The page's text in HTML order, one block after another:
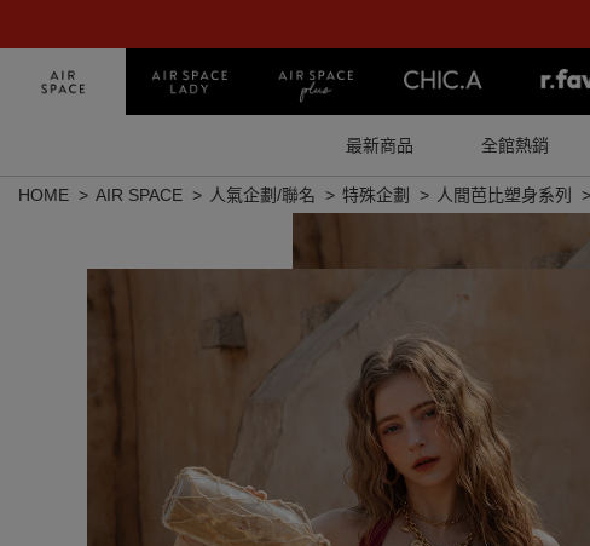
最新商品 全館熱銷
HOME AIR SPACE 人氣企劃/聯名 特殊企劃 人間芭比塑身系列